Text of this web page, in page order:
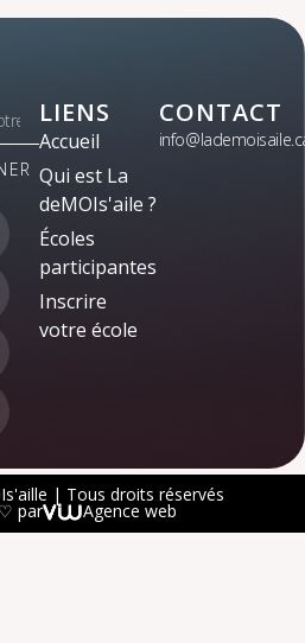
LIENS
Accueil
Qui est La
deMOIs'aile ?
Écoles
participantes
Inscrire
votre école
CONTACT
| Tous droits réservés
par Agence web